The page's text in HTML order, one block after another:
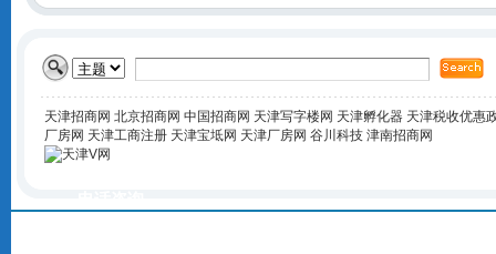
天津招商网 北京招商网 中国招商网 天津写字楼网 天津孵化器 天津税收优惠
厂房网 天津工商注册 天津宝坻网 天津厂房网 谷川科技 津南招商网